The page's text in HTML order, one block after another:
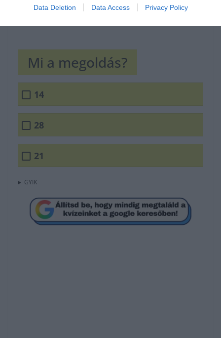
Data Deletion Data Access Privacy Policy
Mi a megoldás?
14
28
21
GYIK